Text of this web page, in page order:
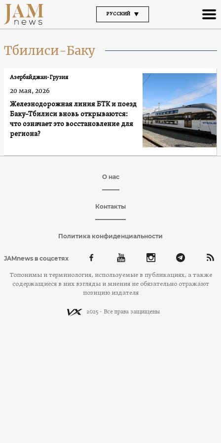
РУССКИЙ
Тбилиси-Баку
Железнодорожная линия БТК и поезд
Баку–Тбилиси вновь открываются:
что означает это восстановление для
региона?
Азербайджан-Грузия
20 мая, 2026
О нас
Контакты
Политика конфиденциальности
JAMnews в соцсетях
Топонимы и терминология, используемые в публикациях, а также
содержащиеся в них взгляды и мнения не обязательно отражают
позицию издателя
2025 - Все права защищены